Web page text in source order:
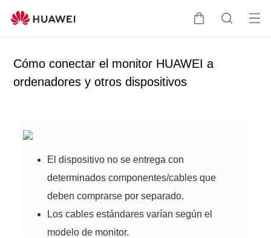
C
r
B
Ab
Cómo conectar el monitor HUAWEI a
ordenadores y otros dispositivos
El dispositivo no se entrega con
determinados componentes/cables que
deben comprarse por separado.
Los cables estándares varían según el
modelo de monitor.